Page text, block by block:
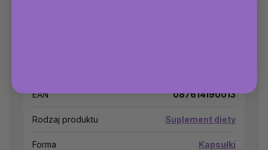
EAN 087614190013
Rodzaj produktu Suplement diety
Forma Kapsułki